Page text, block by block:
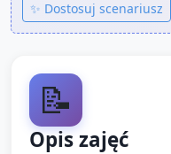
✨ Dostosuj scenariusz
📝
Opis zajęć